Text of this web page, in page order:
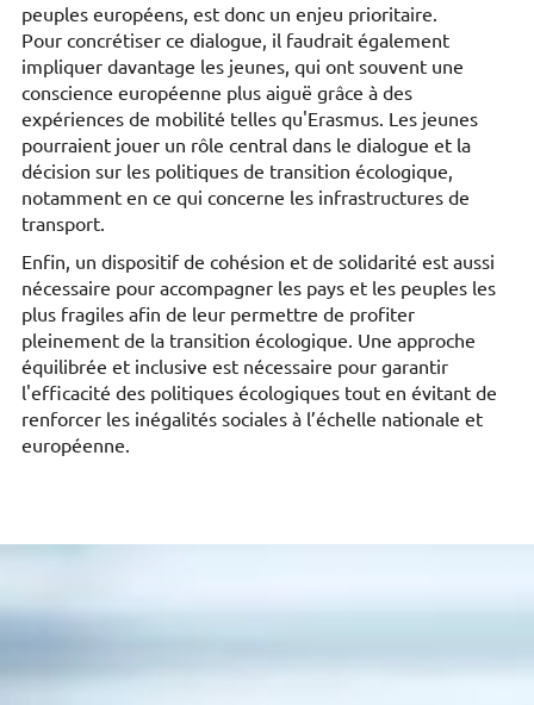
peuples européens, est donc un enjeu prioritaire.
Pour concrétiser ce dialogue, il faudrait également
impliquer davantage les jeunes, qui ont souvent une
conscience européenne plus aiguë grâce à des
expériences de mobilité telles qu'Erasmus. Les jeunes
pourraient jouer un rôle central dans le dialogue et la
décision sur les politiques de transition écologique,
notamment en ce qui concerne les infrastructures de
transport.
Enfin, un dispositif de cohésion et de solidarité est aussi
nécessaire pour accompagner les pays et les peuples les
plus fragiles afin de leur permettre de profiter
pleinement de la transition écologique. Une approche
équilibrée et inclusive est nécessaire pour garantir
l'efficacité des politiques écologiques tout en évitant de
renforcer les inégalités sociales à l’échelle nationale et
européenne.